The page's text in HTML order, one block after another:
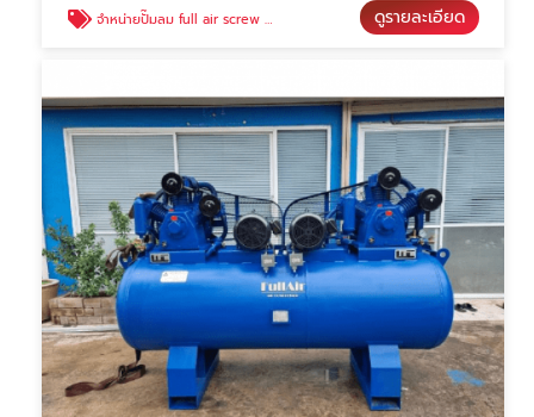
จำหน่ายปั๊มลม full air screw air compressor ดูรายละเอียด